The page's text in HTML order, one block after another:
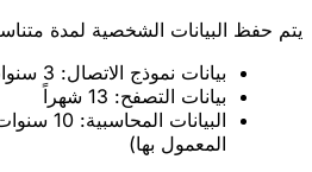
يتم حفظ البيانات الشخصية لمدة
بيانات نموذج الاتصال: 3 سنوات من آخر اتصال
بيانات التصفح: 13 شهراً
البيانات المحاسبية
: 10
المعمول بها)